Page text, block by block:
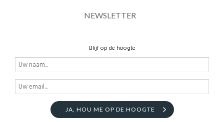
NEWSLETTER
Blijf op de hoogte
JA, HOU ME OP DE HOOGTE